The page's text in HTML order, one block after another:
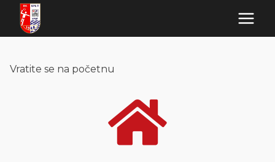
Skip
content
Vratite se na početnu